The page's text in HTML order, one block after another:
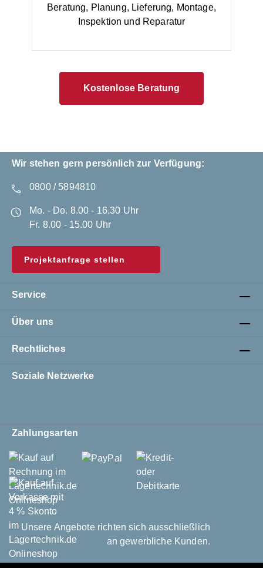
Beratung, Planung, Lieferung, Montage,
Inspektion und Reparatur
Kostenlose Beratung
Wir stehen gern persönlich zur Verfügung:
0800 / 5894810
Mo. - Do. 8.00 - 16.30 Uhr
Fr. 8.00 - 15.00 Uhr
Projektanfrage stellen
Service
Über uns
Rechtliches
Soziale Netzwerke
Zahlungsarten
Unsere Angebote richten sich ausschließlich
an gewerbliche Kunden.